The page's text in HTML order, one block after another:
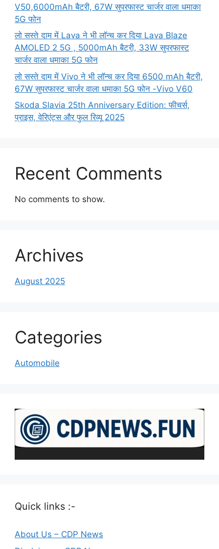
V50,6000mAh बैटरी, 67W सुपरफास्ट चार्जर वाला धमाका
5G फोन
लो सस्ते दाम में Lava ने भी लॉन्च कर दिया Lava Blaze
AMOLED 2 5G , 5000mAh बैटरी, 33W सुपरफास्ट
चार्जर वाला धमाका 5G फोन
लो सस्ते दाम में Vivo ने भी लॉन्च कर दिया 6500 mAh बैटरी,
67W सुपरफास्ट चार्जर वाला धमाका 5G फोन -Vivo V60
Skoda Slavia 25th Anniversary Edition: फीचर्स,
प्राइस, वेरिएंट्स और फुल रिव्यू 2025
Recent Comments
No comments to show.
Archives
August 2025
Categories
Automobile
Quick links :-
About Us – CDP News